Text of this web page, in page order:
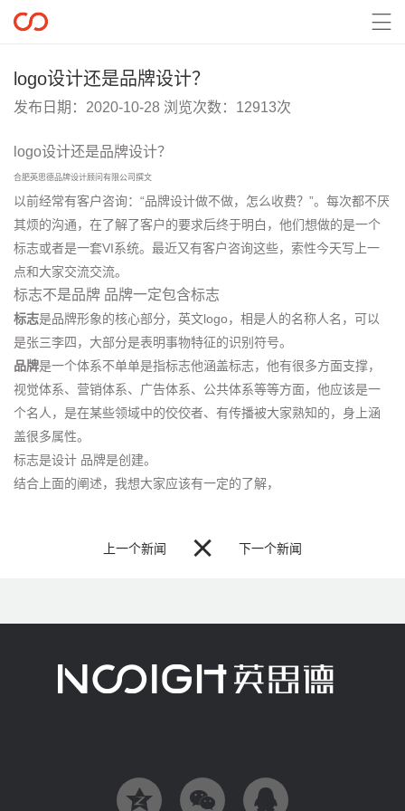

​logo设计还是品牌设计？
发布日期：2020-10-28 浏览次数：12913次
logo设计还是品牌设计？
合肥英思德品牌设计顾问有限公司撰文
以前经常有客户咨询：“品牌设计做不做，怎么收费？”。每次都不厌
其烦的沟通，在了解了客户的要求后终于明白，他们想做的是一个
标志或者是一套VI系统。最近又有客户咨询这些，索性今天写上一
点和大家交流交流。
标志不是品牌 品牌一定包含标志
标志是品牌形象的核心部分，英文logo，相是人的名称人名，可以
是张三李四，大部分是表明事物特征的识别符号。
品牌是一个体系不单单是指标志他涵盖标志，他有很多方面支撑，
视觉体系、营销体系、广告体系、公共体系等等方面，他应该是一
个名人，是在某些领域中的佼佼者、有传播被大家熟知的，身上涵
盖很多属性。
标志是设计 品牌是创建。
结合上面的阐述，我想大家应该有一定的了解，
上一个新闻 下一个新闻

  